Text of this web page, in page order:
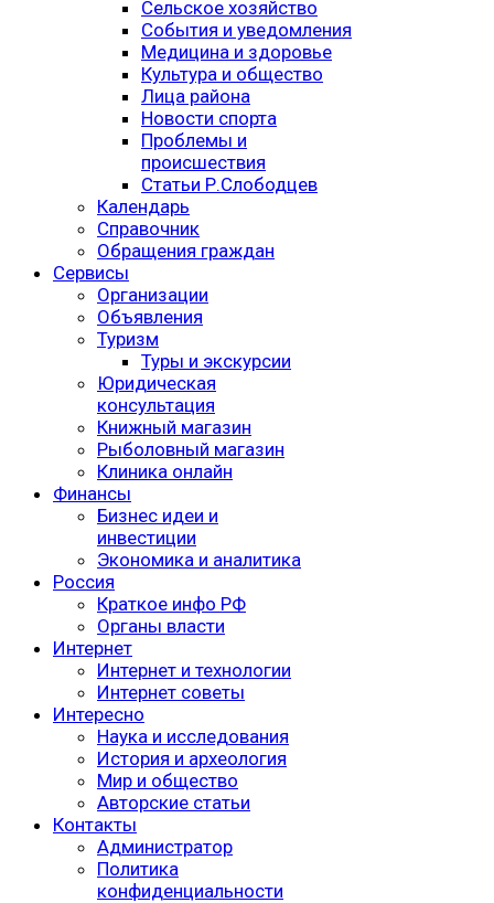
Сельское хозяйство
События и уведомления
Медицина и здоровье
Культура и общество
Лица района
Новости спорта
Проблемы и
происшествия
Статьи Р.Слободцев
Календарь
Справочник
Обращения граждан
Сервисы
Организации
Объявления
Туризм
Туры и экскурсии
Юридическая
консультация
Книжный магазин
Рыболовный магазин
Клиника онлайн
Финансы
Бизнес идеи и
инвестиции
Экономика и аналитика
Россия
Краткое инфо РФ
Органы власти
Интернет
Интернет и технологии
Интернет советы
Интересно
Наука и исследования
История и археология
Мир и общество
Авторские статьи
Контакты
Администратор
Политика
конфиденциальности